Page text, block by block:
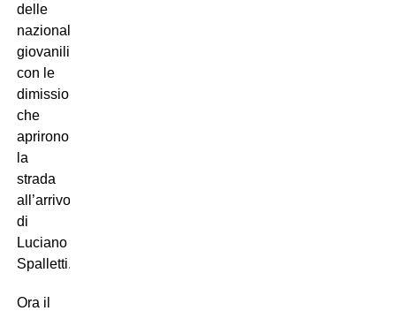
delle
nazionali
giovanili,
con le
dimissioni
che
aprirono
la
strada
all’arrivo
di
Luciano
Spalletti.
Ora il